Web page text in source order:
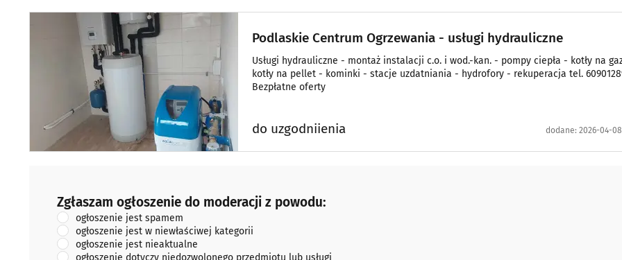
Podlaskie Centrum Ogrzewania - usługi hydrauliczne
Usługi hydrauliczne - montaż instalacji c.o. i wod.-kan. - pompy ciepła - kotły na
kotły na pellet - kominki - stacje uzdatniania - hydrofory - rekuperacja tel.
Bezpłatne oferty
do uzgodniienia dodane: 2026-04-08
Zgłaszam ogłoszenie do moderacji z powodu:
Zgłaszam ogłoszenie do moderacji z powodu:
ogłoszenie jest spamem
ogłoszenie jest w niewłaściwej kategorii
ogłoszenie jest nieaktualne
ogłoszenie dotyczy niedozwolonego przedmiotu lub usługi